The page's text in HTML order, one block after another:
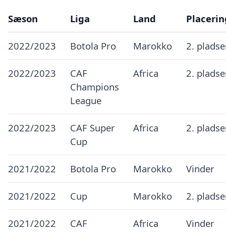
Sæson Liga Land
2022/2023 Botola Pro Marokko 2.
2022/2023
CAF
Champions
League
Africa 2.
2022/2023
CAF Super
Cup
Africa 2.
2021/2022 Botola Pro Marokko Vinder
2021/2022 Cup Marokko 2.
2021/2022
CAF
Africa Vinder